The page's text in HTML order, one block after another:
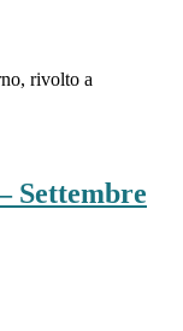
rivolto a
Settembre